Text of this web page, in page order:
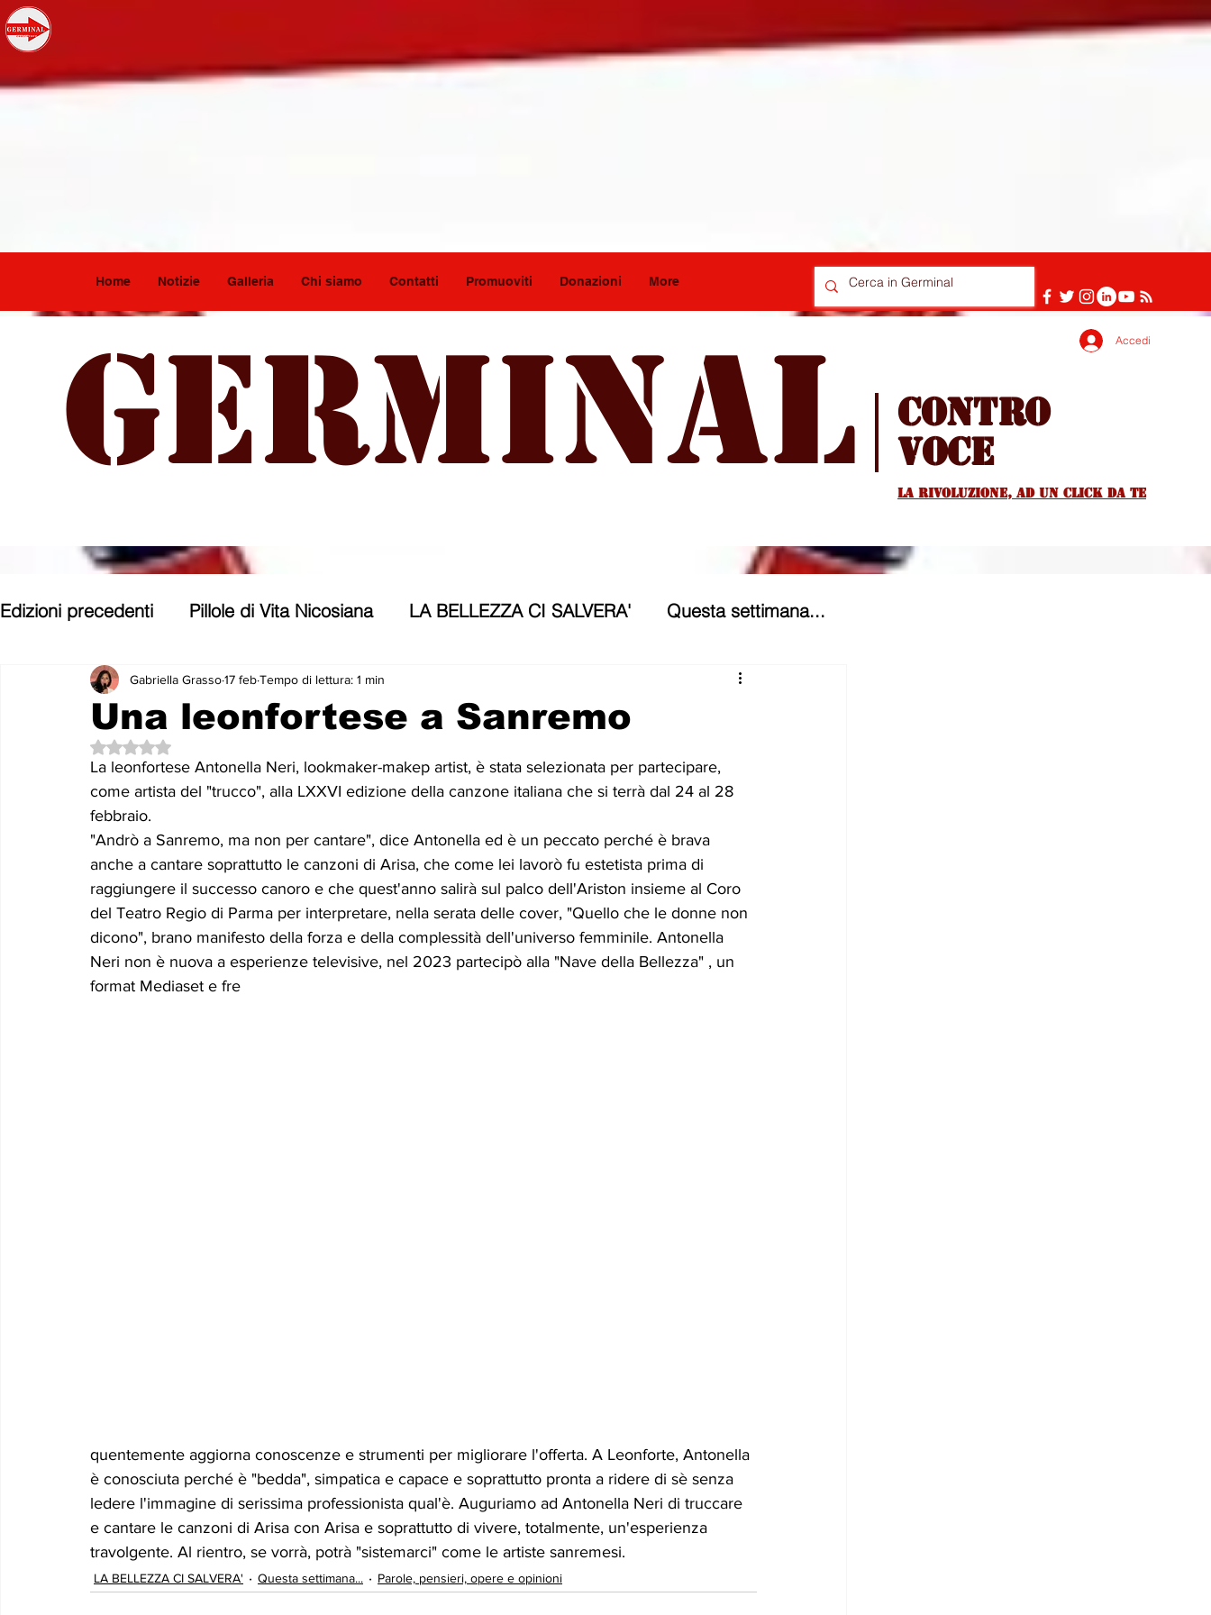
Home Notizie Galleria Chi siamo Contatti Promuoviti Donazioni More
Germinal Accedi
Contro
voce
La rivoluzione, ad un Click da te
Edizioni precedenti Pillole di Vita Nicosiana LA BELLEZZA CI SALVERA' Questa settimana...
Parole, pensieri, opere e opinioni Entroterra
Con gli occhi di uno Zoomer
Le memorie di donna Prizzita. Un ro
LEONFORTE 2040 ATTUALITA' Curiosità VIGNETTE
Una leonfortese a Sanremo
Gabriella Grasso17 febTempo di lettura: 1 min
Valutazione NaN stelle su 5.
La leonfortese Antonella Neri, lookmaker-makep artist, è stata selezionata per partecipare,
come artista del "trucco", alla LXXVI edizione della canzone italiana che si terrà dal 24 al 28
febbraio.
"Andrò a Sanremo, ma non per cantare", dice Antonella ed è un peccato perché è brava
anche a cantare soprattutto le canzoni di Arisa, che come lei lavorò fu estetista prima di
raggiungere il successo canoro e che quest'anno salirà sul palco dell'Ariston insieme al Coro
del Teatro Regio di Parma per interpretare, nella serata delle cover, "Quello che le donne non
dicono", brano manifesto della forza e della complessità dell'universo femminile. Antonella
Neri non è nuova a esperienze televisive, nel 2023 partecipò alla "Nave della Bellezza" , un
format Mediaset e fre
quentemente aggiorna conoscenze e strumenti per migliorare l'offerta. A Leonforte, Antonella
è conosciuta perché è "bedda", simpatica e capace e soprattutto pronta a ridere di sè senza
ledere l'immagine di serissima professionista qual'è. Auguriamo ad Antonella Neri di truccare
e cantare le canzoni di Arisa con Arisa e soprattutto di vivere, totalmente, un'esperienza
travolgente. Al rientro, se vorrà, potrà "sistemarci" come le artiste sanremesi.
LA BELLEZZA CI SALVERA' Questa settimana... Parole, pensieri, opere e opinioni